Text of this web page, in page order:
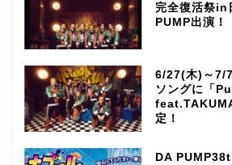
完全復活祭in
PUMP出演！
6/27(木)～7/
ソングに「
定！
DA